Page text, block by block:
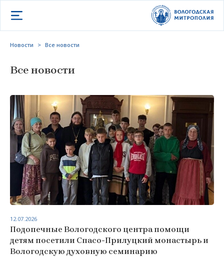
Открыть меню
Новости > Все новости
Все новости
Подопечные Вологодского центра помощи
детям посетили Спасо-Прилуцкий монастырь и
Вологодскую духовную семинарию
12.07.2026